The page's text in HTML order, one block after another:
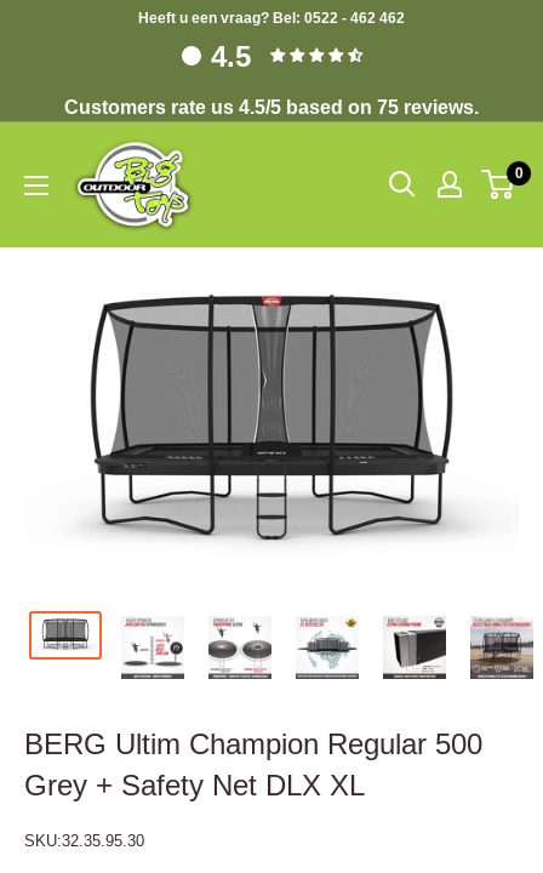
Heeft u een vraag? Bel: 0522 - 462 462
4.5
Customers rate us 4.5/5 based on 75 reviews.
0
BERG Ultim Champion Regular 500
Grey + Safety Net DLX XL
SKU:32.35.95.30